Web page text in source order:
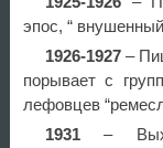
эпос, “
1926-1927–
порывает с
лефовцев
1931–